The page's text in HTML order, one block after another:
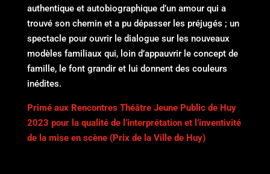
authentique et autobiographique d’un amour qui a
trouvé son chemin et a pu dépasser les préjugés ; un
spectacle pour ouvrir le dialogue sur les nouveaux
modèles familiaux qui, loin d’appauvrir le concept de
famille, le font grandir et lui donnent des couleurs
inédites.
Primé aux Rencontres Théâtre Jeune Public de Huy
2023 pour la qualité de l’interprétation et l’inventivité
de la mise en scène (Prix de la Ville de Huy)